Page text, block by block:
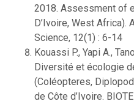
2018. Assessment of
D’Ivoire, West Africa).
Science, 12(1) : 6-14
Kouassi P., Yapi A.,
Diversité et écologie
(Coléopteres,
de Côte d’Ivoire.